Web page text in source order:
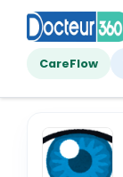
CareFlow